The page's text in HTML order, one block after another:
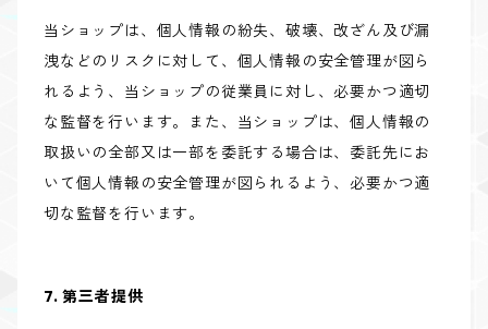
当ショップは、個人情報の紛失、破壊、改ざん及び漏
洩などのリスクに対して、個人情報の安全管理が図ら
れるよう、当ショップの従業員に対し、必要かつ適切
な監督を行います。また、当ショップは、個人情報の
取扱いの全部又は一部を委託する場合は、委託先にお
いて個人情報の安全管理が図られるよう、必要かつ適
切な監督を行います。
7. 第三者提供